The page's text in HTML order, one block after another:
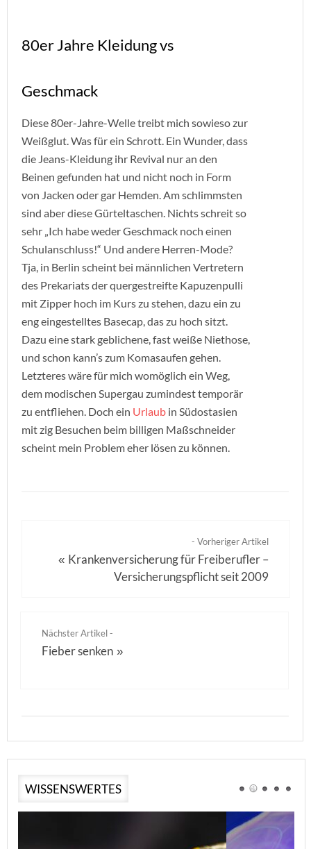
80er Jahre Kleidung vs
Geschmack
Diese 80er-Jahre-Welle treibt mich sowieso zur
Weißglut. Was für ein Schrott. Ein Wunder, dass
die Jeans-Kleidung ihr Revival nur an den
Beinen gefunden hat und nicht noch in Form
von Jacken oder gar Hemden. Am schlimmsten
sind aber diese Gürteltaschen. Nichts schreit so
sehr „Ich habe weder Geschmack noch einen
Schulanschluss!“ Und andere Herren-Mode?
Tja, in Berlin scheint bei männlichen Vertretern
des Prekariats der quergestreifte Kapuzenpulli
mit Zipper hoch im Kurs zu stehen, dazu ein zu
eng eingestelltes Basecap, das zu hoch sitzt.
Dazu eine stark geblichene, fast weiße Niethose,
und schon kann’s zum Komasaufen gehen.
Letzteres wäre für mich womöglich ein Weg,
dem modischen Supergau zumindest temporär
zu entfliehen. Doch ein Urlaub in Südostasien
mit zig Besuchen beim billigen Maßschneider
scheint mein Problem eher lösen zu können.
- Vorheriger Artikel
« Krankenversicherung für Freiberufler –
Versicherungspflicht seit 2009
Nächster Artikel -
Fieber senken »
WISSENSWERTES